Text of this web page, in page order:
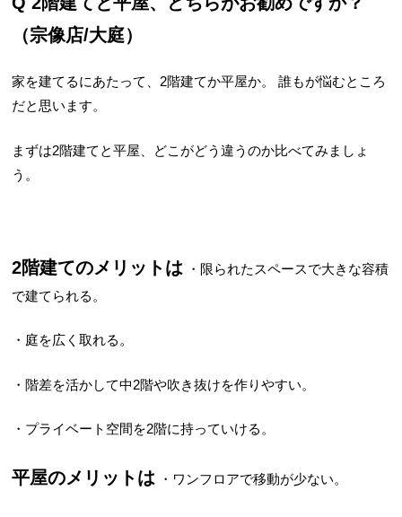
（宗像店/大庭）
家を建てるにあたって、2階建てか平屋か。
誰もが悩むところ
だと思います。
まずは2階建てと平屋、どこがどう違うのか比べてみましょ
う。
2階建てのメリットは ・限られたスペースで大きな容積
で建てられる。
・庭を広く取れる。
・階差を活かして中2階や吹き抜けを作りやすい。
・プライベート空間を2階に持っていける。
平屋のメリットは ・ワンフロアで移動が少ない。